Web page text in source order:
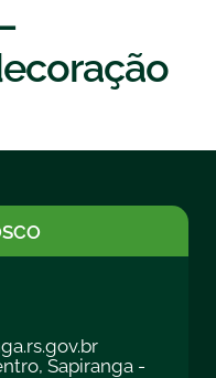
Sapiranga -